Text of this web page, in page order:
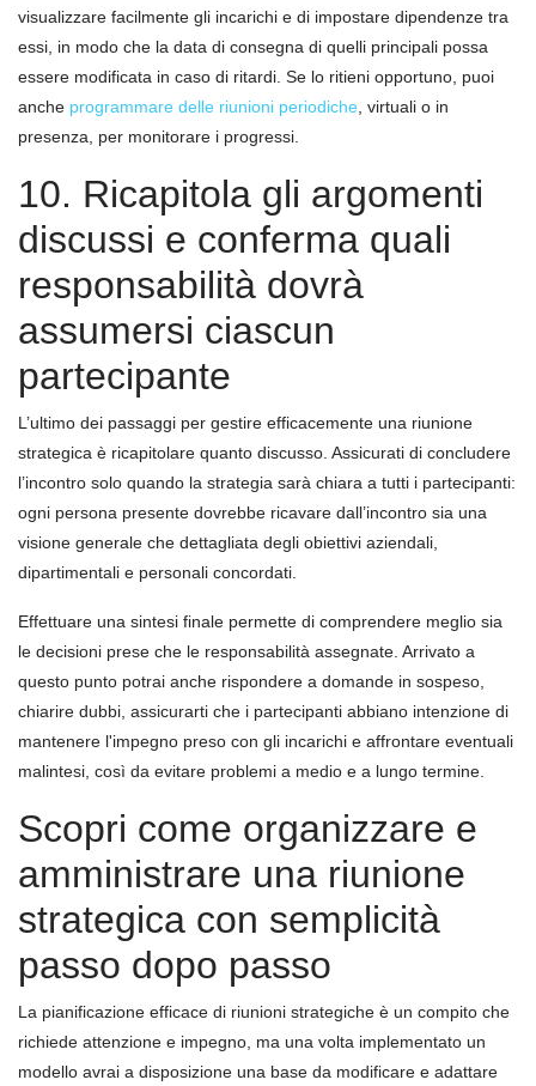
visualizzare facilmente gli incarichi e di impostare dipendenze tra
essi, in modo che la data di consegna di quelli principali possa
essere modificata in caso di ritardi. Se lo ritieni opportuno, puoi
anche programmare delle riunioni periodiche , virtuali o in
presenza, per monitorare i progressi.
10. Ricapitola gli argomenti
discussi e conferma quali
responsabilità dovrà
assumersi ciascun
partecipante
L’ultimo dei passaggi per gestire efficacemente una riunione
strategica è ricapitolare quanto discusso. Assicurati di concludere
l’incontro solo quando la strategia sarà chiara a tutti i partecipanti:
ogni persona presente dovrebbe ricavare dall’incontro sia una
visione generale che dettagliata degli obiettivi aziendali,
dipartimentali e personali concordati.
Effettuare una sintesi finale permette di comprendere meglio sia
le decisioni prese che le responsabilità assegnate. Arrivato a
questo punto potrai anche rispondere a domande in sospeso,
chiarire dubbi, assicurarti che i partecipanti abbiano intenzione di
mantenere l'impegno preso con gli incarichi e affrontare eventuali
malintesi, così da evitare problemi a medio e a lungo termine.
Scopri come organizzare e
amministrare una riunione
strategica con semplicità
passo dopo passo
La pianificazione efficace di riunioni strategiche è un compito che
richiede attenzione e impegno, ma una volta implementato un
modello avrai a disposizione una base da modificare e adattare